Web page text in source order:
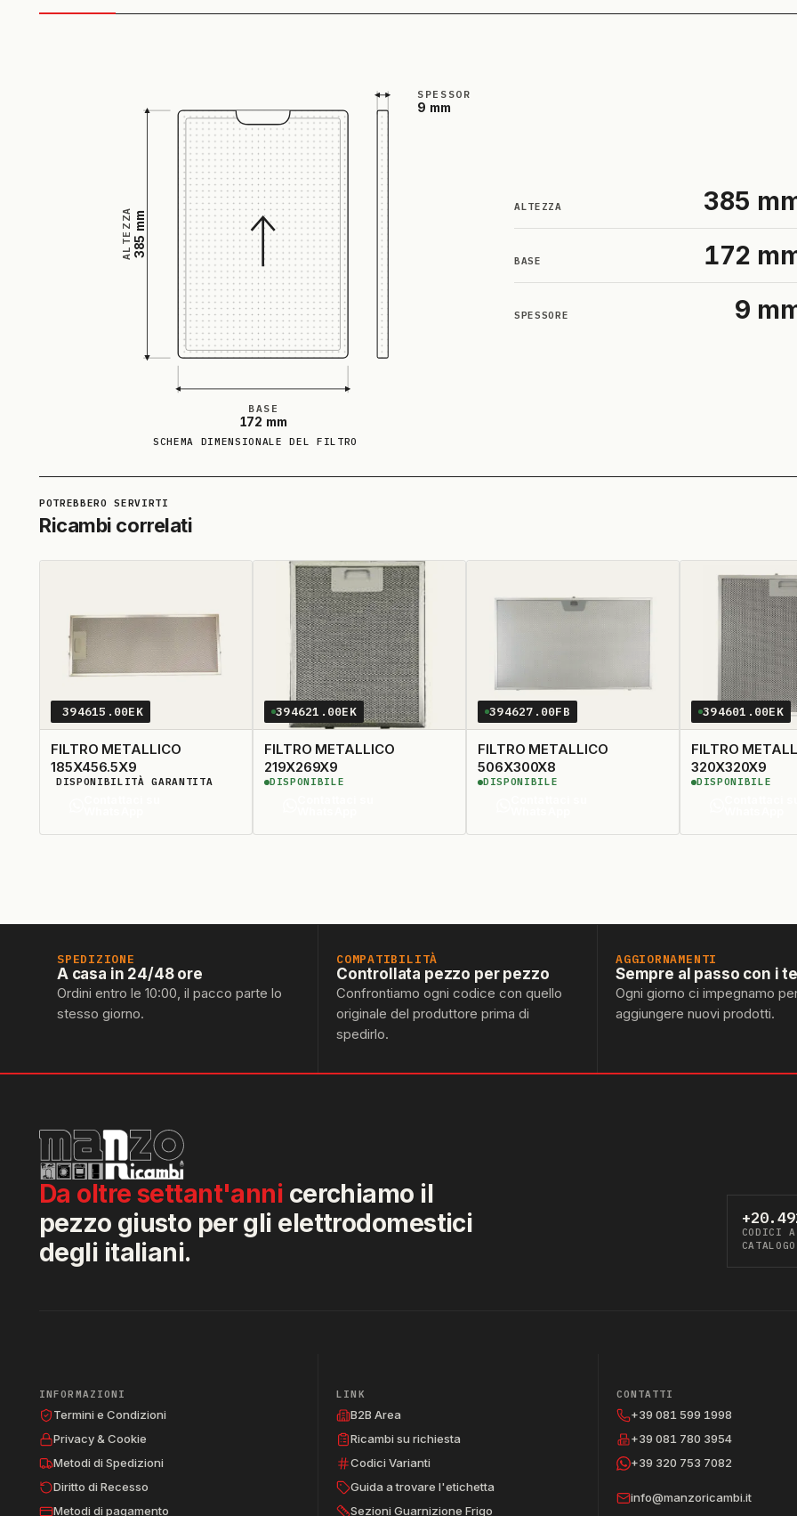
ALTEZZA385 mm
BASE
172 mm
SPESSORE
9 mm
SCHEMA DIMENSIONALE DEL FILTRO
ALTEZZA 385
BASE 172
SPESSORE 9
Ricambi correlati
394615.00EK
FILTRO METALLICO
185X456.5X9
DISPONIBILITÀ GARANTITA
394621.00EK
FILTRO METALLICO
219X269X9
DISPONIBILE
394627.00FB
FILTRO METALLICO
506X300X8
DISPONIBILE
394601.00EK
FILTRO
320X320X9
DISPONIBILE
SPEDIZIONE
A casa in 24/48 ore
Ordini entro le 10:00, il pacco parte lo
stesso giorno.
COMPATIBILITÀ
Controllata pezzo per pezzo
Confrontiamo ogni codice con quello
originale del produttore prima di
spedirlo.
AGGIORNAMENTI
Sempre al passo con i
Ogni giorno ci impegnamo
aggiungere nuovi prodotti.
Da oltre settant'anni cerchiamo il
pezzo giusto per gli elettrodomestici
degli italiani.
CODICI A
CATALOGO
INFORMAZIONI
Termini e Condizioni
Privacy & Cookie
Metodi di Spedizioni
Diritto di Recesso
Metodi di pagamento
LINK
B2B Area
Ricambi su richiesta
Codici Varianti
Guida a trovare l'etichetta
Sezioni Guarnizione Frigo
CONTATTI
+39 081 599 1998
+39 081 780 3954
+39 320 753 7082
info@manzoricambi.it